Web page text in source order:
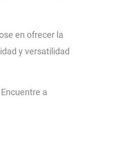
en ofrecer la
y versatilidad
a